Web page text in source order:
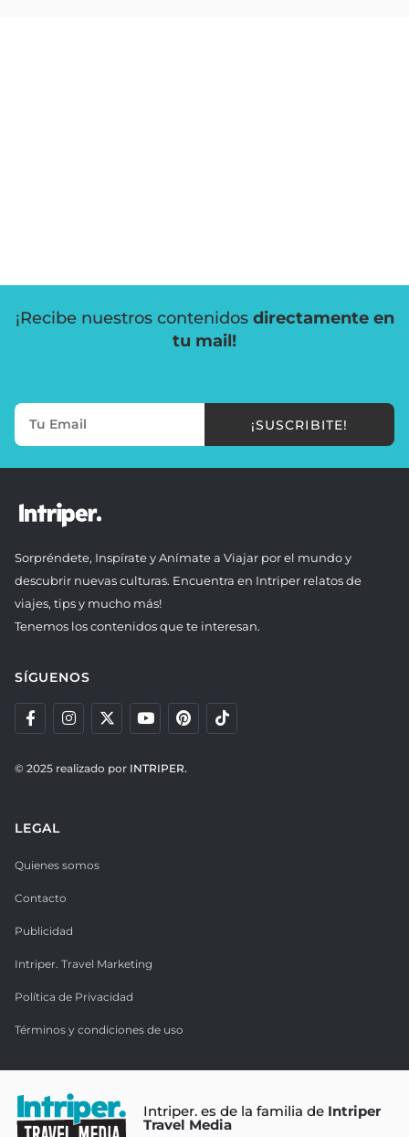
¡Recibe nuestros contenidos directamente en
tu mail!
¡SUSCRIBITE!
Sorpréndete, Inspírate y Anímate a Viajar por el mundo y
descubrir nuevas culturas. Encuentra en Intriper relatos de
viajes, tips y mucho más!
Tenemos los contenidos que te interesan.
SÍGUENOS
© 2025 realizado por INTRIPER.
LEGAL
Quienes somos
Contacto
Publicidad
Intriper. Travel Marketing
Política de Privacidad
Términos y condiciones de uso
Intriper. es de la familia de Intriper
Travel Media